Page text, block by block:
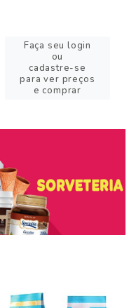
Faça seu login
ou
cadastre-se
para ver preços
e comprar